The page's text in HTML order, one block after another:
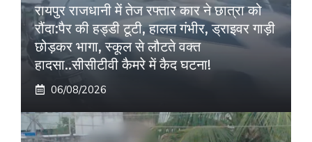
रायपुर राजधानी में तेज रफ्तार कार ने छात्रा को
रौंदा:पैर की हड्डी टूटी, हालत गंभीर, ड्राइवर गाड़ी
छोड़कर भागा, स्कूल से लौटते वक्त
हादसा..सीसीटीवी कैमरे में कैद घटना!
06/08/2026